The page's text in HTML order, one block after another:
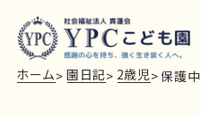
ホーム> 園日記> 2歳児>